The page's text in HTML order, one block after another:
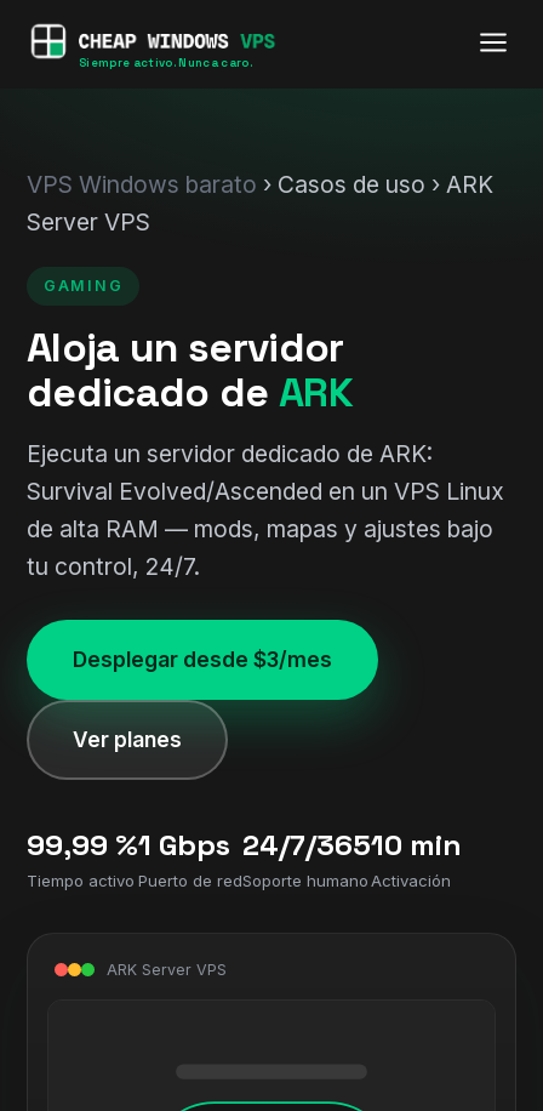
Siempre activo. Nunca caro.
VPS Windows barato › Casos de uso › ARK
Server VPS
GAMING
Aloja un servidor
dedicado de ARK
Ejecuta un servidor dedicado de ARK:
Survival Evolved/Ascended en un VPS Linux
de alta RAM — mods, mapas y ajustes bajo
tu control, 24/7.
Desplegar desde $3/mes
Ver planes
99,99 %
Tiempo activo
1 Gbps
Puerto de red
24/7/365
Soporte humano
10 min
Activación
ARK Server VPS